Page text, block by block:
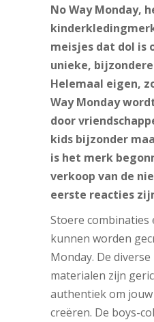
No Way Monday,
meisjes dat dol is
unieke,
Helemaal eigen,
Way Monday
door
kids bijzonder
is het merk
verkoop van de
eerste reacties
Stoere
kunnen worden
Monday. De
materialen zijn
authentiek om
creëren. De boys-